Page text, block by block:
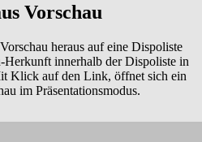
Vorschau
heraus auf eine Dispoliste
Herkunft innerhalb der Dispoliste in
Klick auf den Link, öffnet sich ein
im Präsentationsmodus.